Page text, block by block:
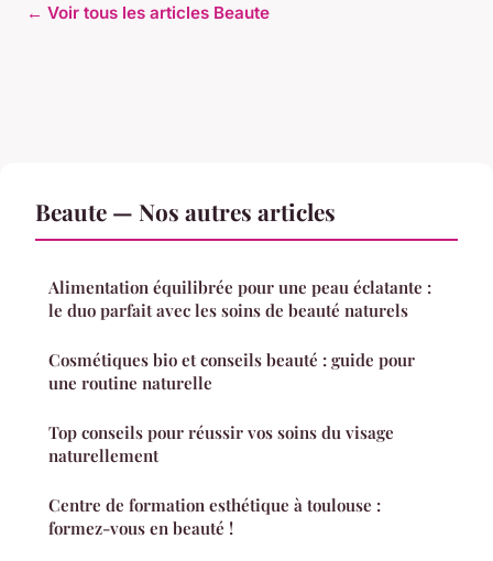
← Voir tous les articles Beaute
Beaute — Nos autres articles
Alimentation équilibrée pour une peau éclatante :
le duo parfait avec les soins de beauté naturels
Cosmétiques bio et conseils beauté : guide pour
une routine naturelle
Top conseils pour réussir vos soins du visage
naturellement
Centre de formation esthétique à toulouse :
formez-vous en beauté !